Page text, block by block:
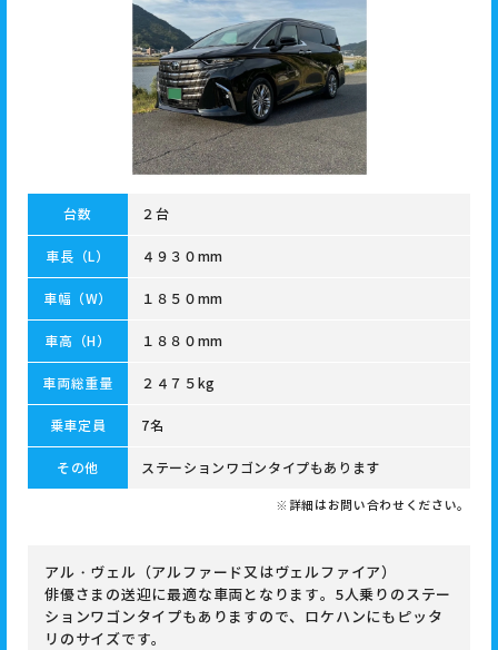
台数 ２台
車長（L） ４９３０mm
車幅（W） １８５０mm
車高（H） １８８０mm
車両総重量 ２４７５kg
乗車定員 7名
その他 ステーションワゴンタイプもあります
※詳細はお問い合わせください。
アル・ヴェル（アルファード又はヴェルファイア）
俳優さまの送迎に最適な車両となります。5人乗りのステー
ションワゴンタイプもありますので、ロケハンにもピッタ
リのサイズです。